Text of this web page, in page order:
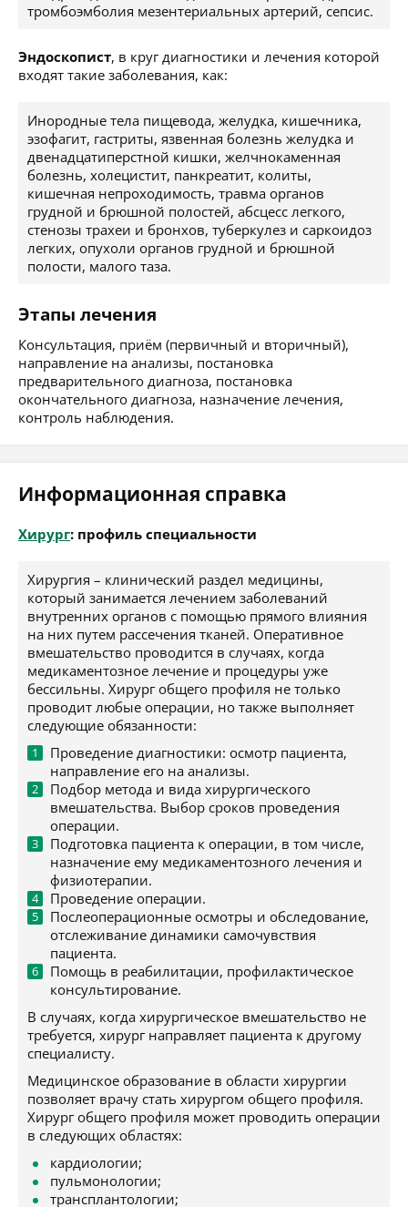
тромбоэмболия мезентериальных артерий, сепсис.
Эндоскопист, в круг диагностики и лечения которой
входят такие заболевания, как:
Инородные тела пищевода, желудка, кишечника,
эзофагит, гастриты, язвенная болезнь желудка и
двенадцатиперстной кишки, желчнокаменная
болезнь, холецистит, панкреатит, колиты,
кишечная непроходимость, травма органов
грудной и брюшной полостей, абсцесс легкого,
стенозы трахеи и бронхов, туберкулез и саркоидоз
легких, опухоли органов грудной и брюшной
полости, малого таза.
Этапы лечения
Консультация, приём (первичный и вторичный),
направление на анализы, постановка
предварительного диагноза, постановка
окончательного диагноза, назначение лечения,
контроль наблюдения.
Информационная справка
Хирург: профиль специальности
Хирургия – клинический раздел медицины,
который занимается лечением заболеваний
внутренних органов с помощью прямого влияния
на них путем рассечения тканей. Оперативное
вмешательство проводится в случаях, когда
медикаментозное лечение и процедуры уже
бессильны. Хирург общего профиля не только
проводит любые операции, но также выполняет
следующие обязанности:
Проведение диагностики: осмотр пациента,
направление его на анализы.
Подбор метода и вида хирургического
вмешательства. Выбор сроков проведения
операции.
Подготовка пациента к операции, в том числе,
назначение ему медикаментозного лечения и
физиотерапии.
Проведение операции.
Послеоперационные осмотры и обследование,
отслеживание динамики самочувствия
пациента.
Помощь в реабилитации, профилактическое
консультирование.
В случаях, когда хирургическое вмешательство не
требуется, хирург направляет пациента к другому
специалисту.
Медицинское образование в области хирургии
позволяет врачу стать хирургом общего профиля.
Хирург общего профиля может проводить операции
в следующих областях:
кардиологии;
пульмонологии;
трансплантологии;